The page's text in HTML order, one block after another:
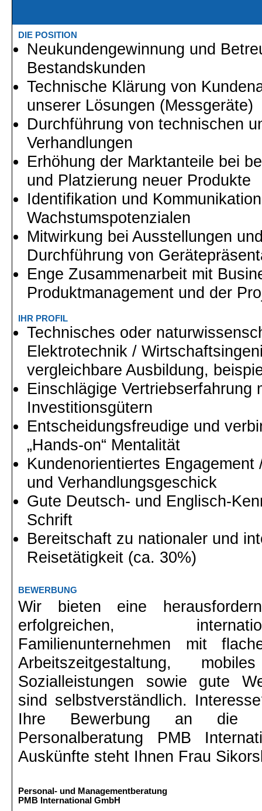
DIE POSITION
Neukundengewinnung und
Bestandskunden
Technische Klärung von
unserer Lösungen (Messgeräte)
Durchführung von technischen
Verhandlungen
Erhöhung der Marktanteile bei
und Platzierung neuer Produkte
Identifikation und
Wachstumspotenzialen
Mitwirkung bei Ausstellungen
Durchführung von
Enge Zusammenarbeit mit
Produktmanagement und der
IHR PROFIL
Technisches oder
Elektrotechnik /
vergleichbare Ausbildung,
Einschlägige Vertriebserfahrung
Investitionsgütern
Entscheidungsfreudige und
„Hands-on“ Mentalität
Kundenorientiertes
und Verhandlungsgeschick
Gute Deutsch- und Englisch-
Schrift
Bereitschaft zu nationaler und
Reisetätigkeit (ca. 30%)
BEWERBUNG
Wir bieten eine
erfolgreichen,
Familienunternehmen mit
Arbeitszeitgestaltung,
Sozialleistungen sowie gute
sind selbstverständlich.
Ihre Bewerbung an die
Personalberatung PMB
Auskünfte steht Ihnen Frau
Personal- und Managementberatung
PMB International GmbH